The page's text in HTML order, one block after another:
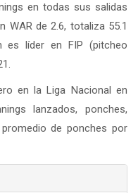
en todas sus salidas
WAR de 2.6, totaliza 55.1
es líder en FIP (pitcheo
en la Liga Nacional en
lanzados, ponches,
de ponches por